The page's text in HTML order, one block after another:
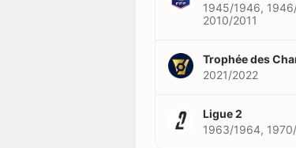
1945/1946,
2010/2011
Trophée des
2021/2022
Ligue 2
1963/1964,